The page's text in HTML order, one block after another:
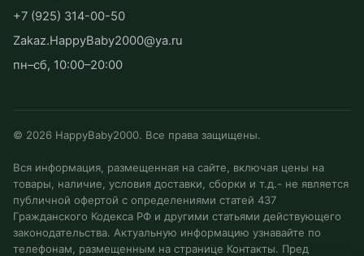
+7 (925) 314-00-50
Zakaz.HappyBaby2000@ya.ru
пн–сб, 10:00–20:00
© 2026 HappyBaby2000. Все права защищены.
Вся информация, размещенная на сайте, включая цены на
товары, наличие, условия доставки, сборки и т.д.- не является
публичной офертой с определениями статей 437
Гражданского Кодекса РФ и другими статьями действующего
законодательства. Актуальную информацию узнавайте по
телефонам, размещенным на странице Контакты. Пред